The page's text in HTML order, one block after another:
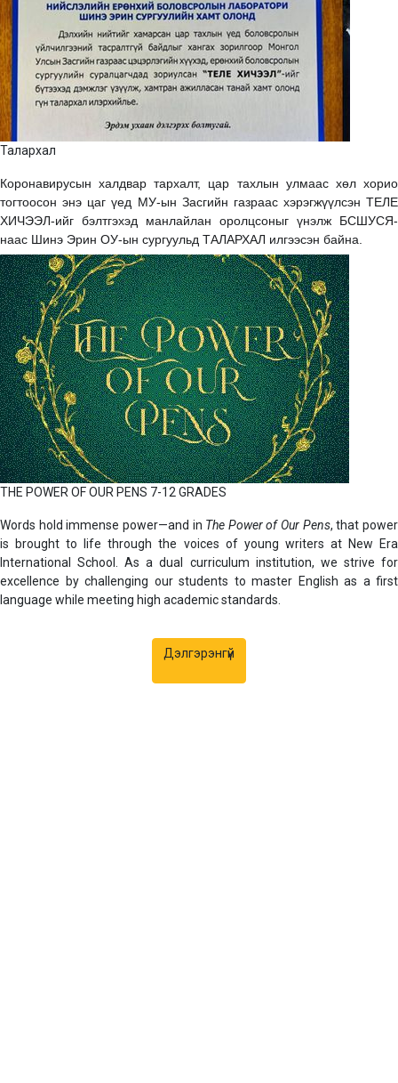
Талархал
Коронавирусын халдвар тархалт, цар тахлын улмаас хөл хорио
тогтоосон энэ цаг үед МУ-ын Засгийн газраас хэрэгжүүлсэн ТЕЛЕ
ХИЧЭЭЛ-ийг бэлтгэхэд манлайлан оролцсоныг үнэлж БСШУСЯ-
наас Шинэ Эрин ОУ-ын сургуульд ТАЛАРХАЛ илгээсэн байна.
THE POWER OF OUR PENS 7-12 GRADES
Words hold immense power—and in The Power of Our Pens, that power
is brought to life through the voices of young writers at New Era
International School
. As a dual curriculum institution, we strive for
excellence by challenging our students to master English as a first
language while meeting high academic standards.
Дэлгэрэнгүй